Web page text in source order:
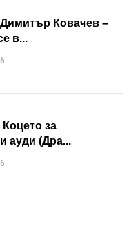
Ковачев –
в...
за
ауди (Дра...